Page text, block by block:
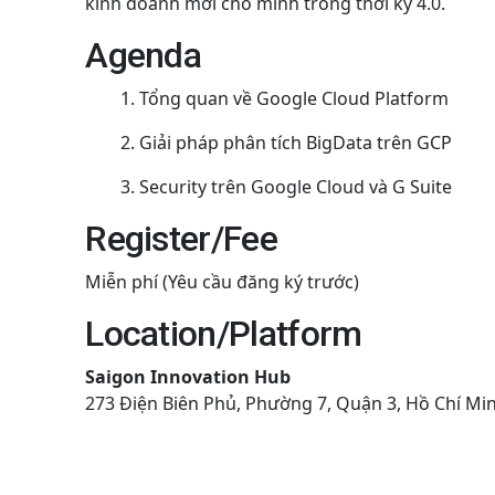
Agenda
Tổng quan về Google Cloud Platform
Giải pháp phân tích BigData trên GCP
Security trên Google Cloud và G Suite
Register/Fee
Miễn phí (Yêu cầu đăng ký trước)
Location/Platform
Saigon Innovation Hub
273 Điện Biên Phủ, Phường 7, Quận 3, Hồ Chí